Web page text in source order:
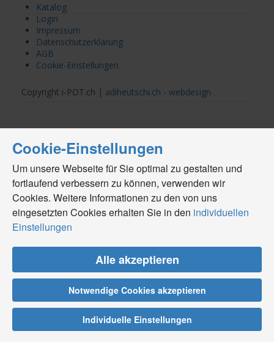
Katalog
Login
Impressum
Datenschutzerklärung
AGB
Cookie-Einstellungen
Copyright i-POT.ch | adiheutschi.ch - webdesign
Cookie-Einstellungen
Um unsere Webseite für Sie optimal zu gestalten und
fortlaufend verbessern zu können, verwenden wir
Cookies. Weitere Informationen zu den von uns
eingesetzten Cookies erhalten Sie in den individuellen
Einstellungen
Alle akzeptieren
Notwendige Cookies akzeptieren
Individuelle Einstellungen